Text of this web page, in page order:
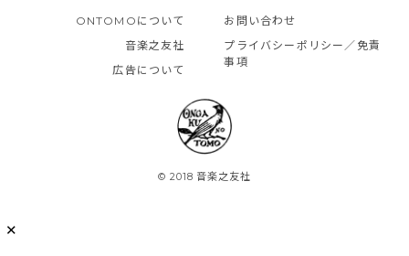
✕
ONTOMOについて
音楽之友社
広告について
お問い合わせ
プライバシーポリシー／免責
事項
© 2018 音楽之友社